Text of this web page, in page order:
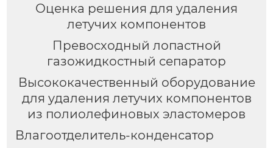
Оценка решения для удаления
летучих компонентов
Превосходный лопастной
газожидкостный сепаратор
Высококачественный оборудование
для удаления летучих компонентов
из полиолефиновых эластомеров
Влагоотделитель-конденсатор